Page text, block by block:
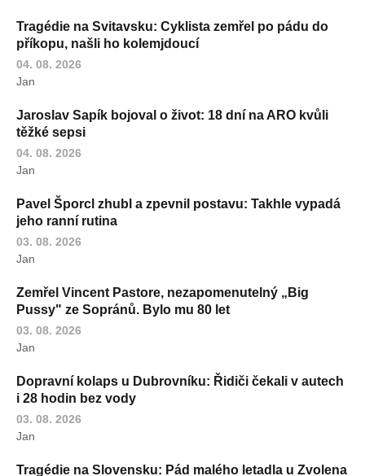
Tragédie na Svitavsku: Cyklista zemřel po pádu do
příkopu, našli ho kolemjdoucí
04. 08. 2026
Jan
Jaroslav Sapík bojoval o život: 18 dní na ARO kvůli
těžké sepsi
04. 08. 2026
Jan
Pavel Šporcl zhubl a zpevnil postavu: Takhle vypadá
jeho ranní rutina
03. 08. 2026
Jan
Zemřel Vincent Pastore, nezapomenutelný „Big
Pussy" ze Sopránů. Bylo mu 80 let
03. 08. 2026
Jan
Dopravní kolaps u Dubrovníku: Řidiči čekali v autech
i 28 hodin bez vody
03. 08. 2026
Jan
Tragédie na Slovensku: Pád malého letadla u Zvolena